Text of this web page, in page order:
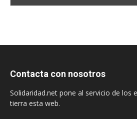
Contacta con nosotros
Solidaridad.net pone al servicio de los
tierra esta web.